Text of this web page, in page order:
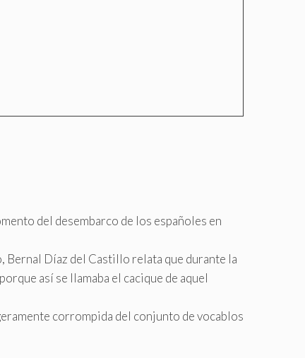
del desembarco de los españoles en
Bernal Díaz del Castillo relata que durante la
así se llamaba el cacique de aquel
corrompida del conjunto de vocablos